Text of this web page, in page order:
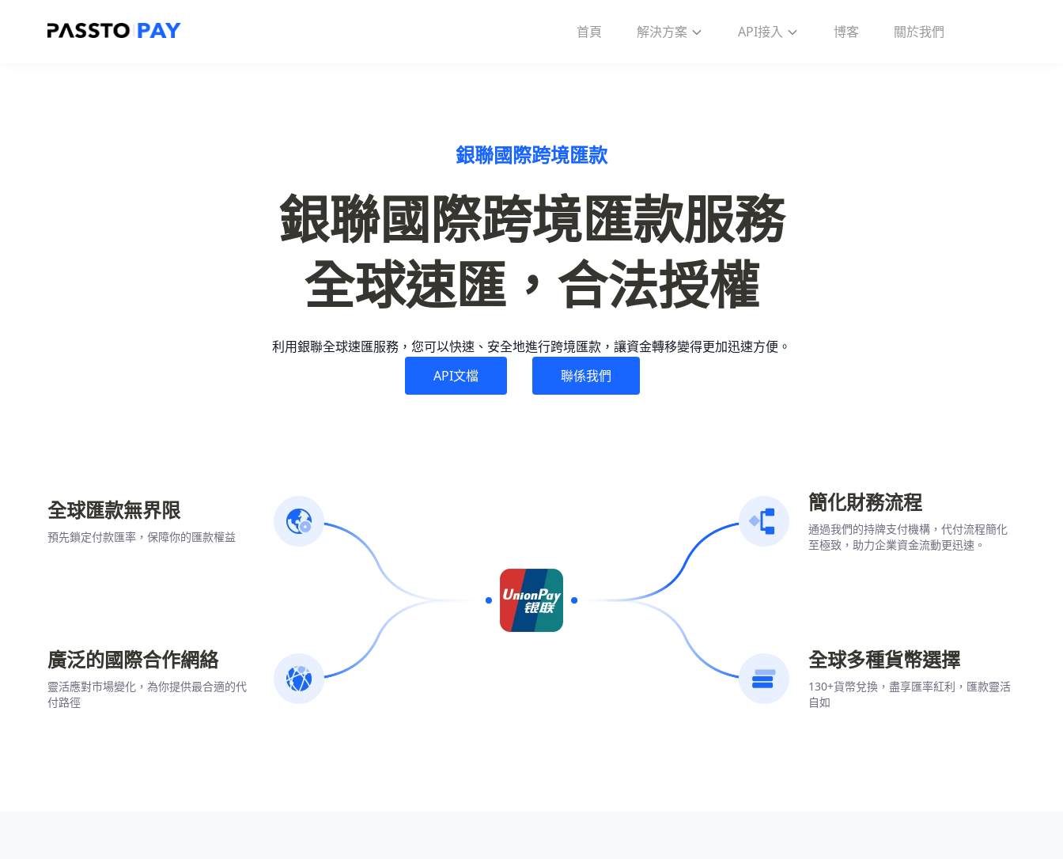
首頁 解決方案 API接入 博客 關於我們
銀聯國際跨境匯款
銀聯國際跨境匯款服務
全球速匯，合法授權
利用銀聯全球速匯服務，您可以快速、安全地進行跨境匯款，讓資金轉移變得更加迅速方便。
API文檔
聯係我們
全球匯款無界限
預先鎖定付款匯率，保障你的匯款權益
簡化財務流程
通過我們的持牌支付機構，代付流程簡化
至極致，助力企業資金流動更迅速。
廣泛的國際合作網絡
靈活應對市場變化，為你提供最合適的代
付路徑
全球多種貨幣選擇
130+貨幣兌換，盡享匯率紅利，匯款靈活
自如